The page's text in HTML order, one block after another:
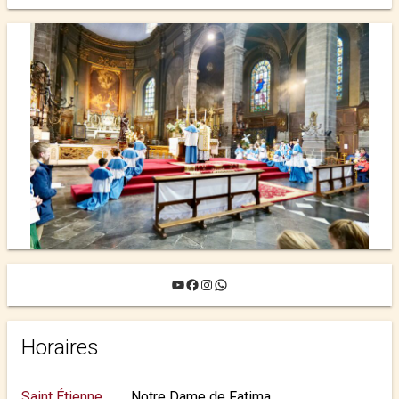
YouTube
Facebook
Instagram
WhatsApp
Horaires